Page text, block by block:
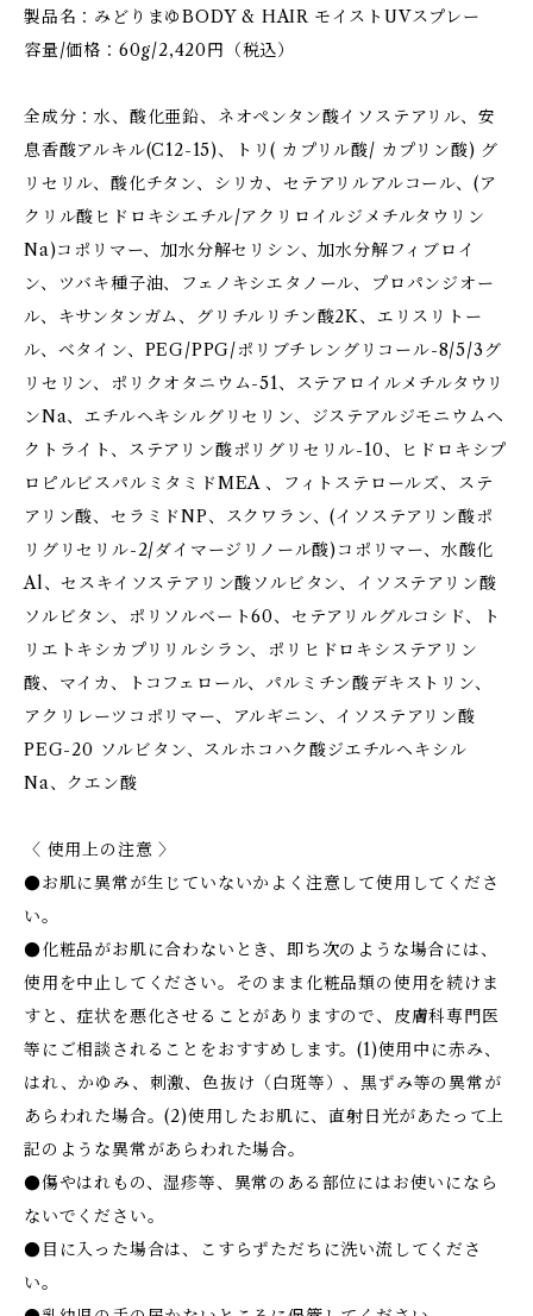
製品名：みどりまゆBODY & HAIR モイストUVスプレー
容量/価格：60g/2,420円（税込）
全成分：水、酸化亜鉛、ネオペンタン酸イソステアリル、安
息香酸アルキル(C12-15)、トリ( カプリル酸/ カプリン酸) グ
リセリル、酸化チタン、シリカ、セテアリルアルコール、(ア
クリル酸ヒドロキシエチル/アクリロイルジメチルタウリン
Na)コポリマー、加水分解セリシン、加水分解フィブロイ
ン、ツバキ種子油、フェノキシエタノール、プロパンジオー
ル、キサンタンガム、グリチルリチン酸2K、エリスリトー
ル、ベタイン、PEG/PPG/ポリブチレングリコール-8/5/3グ
リセリン、ポリクオタニウム-51、ステアロイルメチルタウリ
ンNa、エチルヘキシルグリセリン、ジステアルジモニウムヘ
クトライト、ステアリン酸ポリグリセリル-10、ヒドロキシプ
ロピルビスパルミタミドMEA 、フィトステロールズ、ステ
アリン酸、セラミドNP、スクワラン、(イソステアリン酸ポ
リグリセリル-2/ダイマージリノール酸)コポリマー、水酸化
Al、セスキイソステアリン酸ソルビタン、イソステアリン酸
ソルビタン、ポリソルベート60、セテアリルグルコシド、ト
リエトキシカプリリルシラン、ポリヒドロキシステアリン
酸、マイカ、トコフェロール、パルミチン酸デキストリン、
アクリレーツコポリマー、アルギニン、イソステアリン酸
PEG-20 ソルビタン、スルホコハク酸ジエチルヘキシル
Na、クエン酸
〈 使用上の注意 〉
●お肌に異常が生じていないかよく注意して使用してくださ
い。
●化粧品がお肌に合わないとき、即ち次のような場合には、
使用を中止してください。そのまま化粧品類の使用を続けま
すと、症状を悪化させることがありますので、皮膚科専門医
等にご相談されることをおすすめします。(1)使用中に赤み、
はれ、かゆみ、刺激、色抜け（白斑等）、黒ずみ等の異常が
あらわれた場合。(2)使用したお肌に、直射日光があたって上
記のような異常があらわれた場合。
●傷やはれもの、湿疹等、異常のある部位にはお使いになら
ないでください。
●目に入った場合は、こすらずただちに洗い流してくださ
い。